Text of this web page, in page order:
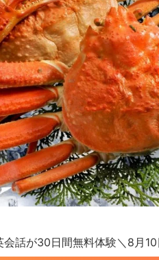
会話が30日間無料体験＼8月10